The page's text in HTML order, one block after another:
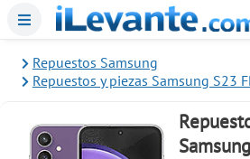
Menu
Repuestos Samsung
Repuestos y piezas Samsung S23